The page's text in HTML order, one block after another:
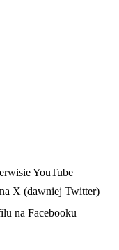
YouTube
X (dawniej Twitter)
na Facebooku